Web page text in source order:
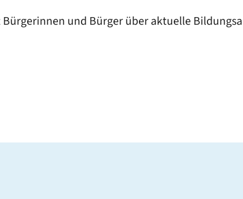
und Bürger über aktuelle